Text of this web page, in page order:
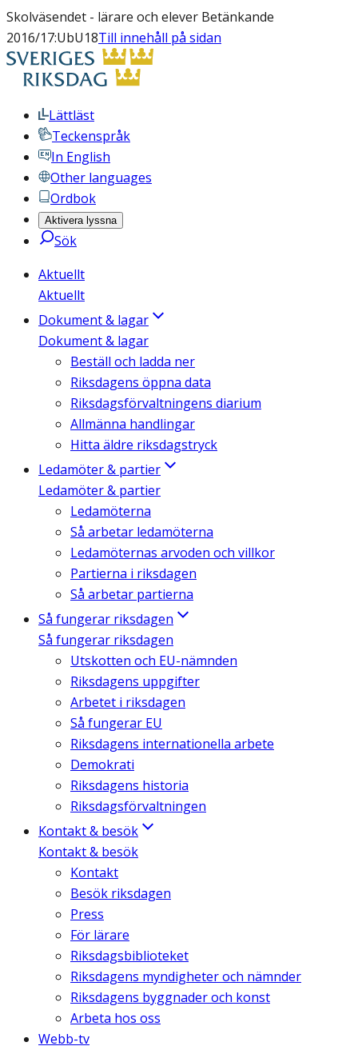
Skolväsendet - lärare och elever Betänkande
2016/17:UbU18Till innehåll på sidan
Lättläst
Teckenspråk
In English
Other languages
Ordbok
Aktivera lyssna
Sök
Aktuellt
Aktuellt
Dokument & lagar
Dokument & lagar
Beställ och ladda ner
Riksdagens öppna data
Riksdagsförvaltningens diarium
Allmänna handlingar
Hitta äldre riksdagstryck
Ledamöter & partier
Ledamöter & partier
Ledamöterna
Så arbetar ledamöterna
Ledamöternas arvoden och villkor
Partierna i riksdagen
Så arbetar partierna
Så fungerar riksdagen
Så fungerar riksdagen
Utskotten och EU-nämnden
Riksdagens uppgifter
Arbetet i riksdagen
Så fungerar EU
Riksdagens internationella arbete
Demokrati
Riksdagens historia
Riksdagsförvaltningen
Kontakt & besök
Kontakt & besök
Kontakt
Besök riksdagen
Press
För lärare
Riksdagsbiblioteket
Riksdagens myndigheter och nämnder
Riksdagens byggnader och konst
Arbeta hos oss
Webb-tv